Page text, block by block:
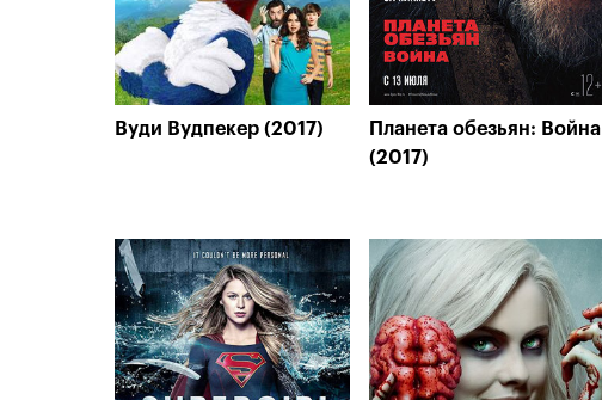
Вуди Вудпекер (2017)
Планета обезьян: Война
(2017)